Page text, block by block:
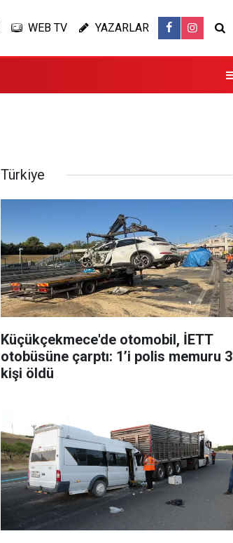
WEB TV YAZARLAR
Türkiye
Küçükçekmece'de otomobil, İETT
otobüsüne çarptı: 1’i polis memuru 3
kişi öldü